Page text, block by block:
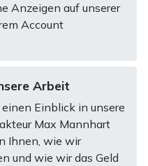
Anzeigen auf unserer
Account
Arbeit
Einblick in unsere
Max Mannhart
Ihnen, wie wir
und wie wir das Geld